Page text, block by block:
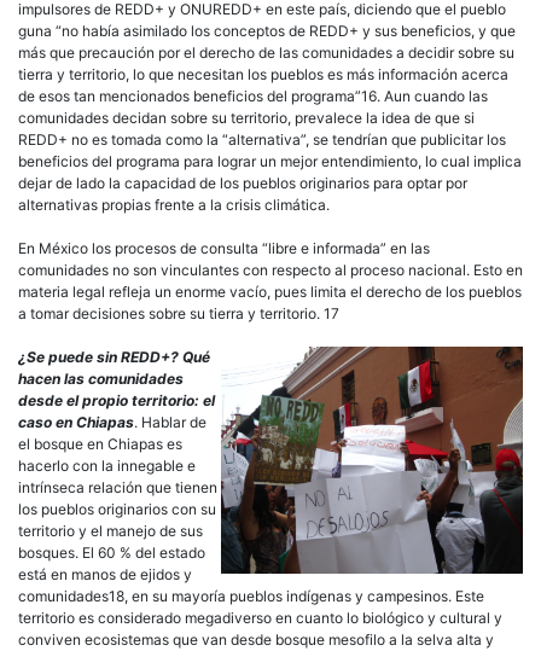
impulsores de REDD+ y ONUREDD+ en este país, diciendo que el pueblo
guna “no había asimilado los conceptos de REDD+ y sus beneficios, y que
más que precaución por el derecho de las comunidades a decidir sobre su
tierra y territorio, lo que necesitan los pueblos es más información acerca
de esos tan mencionados beneficios del programa”16. Aun cuando las
comunidades decidan sobre su territorio, prevalece la idea de que si
REDD+ no es tomada como la “alternativa”, se tendrían que publicitar los
beneficios del programa para lograr un mejor entendimiento, lo cual implica
dejar de lado la capacidad de los pueblos originarios para optar por
alternativas propias frente a la crisis climática.
En México los procesos de consulta “libre e informada” en las
comunidades no son vinculantes con respecto al proceso nacional. Esto en
materia legal refleja un enorme vacío, pues limita el derecho de los pueblos
a tomar decisiones sobre su tierra y territorio. 17
¿Se puede sin REDD+? Qué
hacen las comunidades
desde el propio territorio: el
caso en Chiapas. Hablar de
el bosque en Chiapas es
hacerlo con la innegable e
intrínseca relación que tienen
los pueblos originarios con su
territorio y el manejo de sus
bosques. El 60 % del estado
está en manos de ejidos y
comunidades18, en su mayoría pueblos indígenas y campesinos. Este
territorio es considerado megadiverso en cuanto lo biológico y cultural y
conviven ecosistemas que van desde bosque mesofilo a la selva alta y